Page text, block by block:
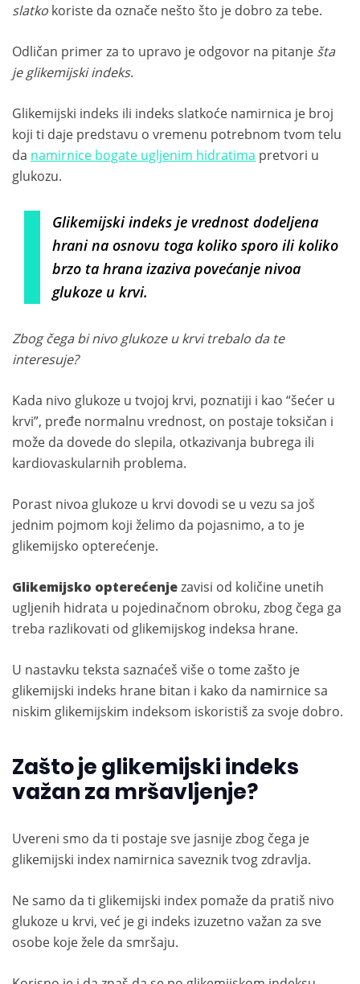
slatko koriste da označe nešto što je dobro za tebe.
Odličan primer za to upravo je odgovor na pitanje šta
je glikemijski indeks.
Glikemijski indeks ili indeks slatkoće namirnica je broj
koji ti daje predstavu o vremenu potrebnom tvom telu
da namirnice bogate ugljenim hidratima pretvori u
glukozu.
Glikemijski indeks je vrednost dodeljena
hrani na osnovu toga koliko sporo ili koliko
brzo ta hrana izaziva povećanje nivoa
glukoze u krvi.
Zbog čega bi nivo glukoze u krvi trebalo da te
interesuje?
Kada nivo glukoze u tvojoj krvi, poznatiji i kao “šećer u
krvi”, pređe normalnu vrednost, on postaje toksičan i
može da dovede do slepila, otkazivanja bubrega ili
kardiovaskularnih problema.
Porast nivoa glukoze u krvi dovodi se u vezu sa još
jednim pojmom koji želimo da pojasnimo, a to je
glikemijsko opterećenje.
Glikemijsko opterećenjezavisi od količine unetih
ugljenih hidrata u pojedinačnom obroku, zbog čega ga
treba razlikovati od glikemijskog indeksa hrane.
U nastavku teksta saznaćeš više o tome zašto je
glikemijski indeks hrane bitan i kako da namirnice sa
niskim glikemijskim indeksom iskoristiš za svoje dobro.
Zašto je glikemijski indeks
važan za mršavljenje?
Uvereni smo da ti postaje sve jasnije zbog čega je
glikemijski index namirnica saveznik tvog zdravlja.
Ne samo da ti glikemijski index pomaže da pratiš nivo
glukoze u krvi, već je gi indeks izuzetno važan za sve
osobe koje žele da smršaju.